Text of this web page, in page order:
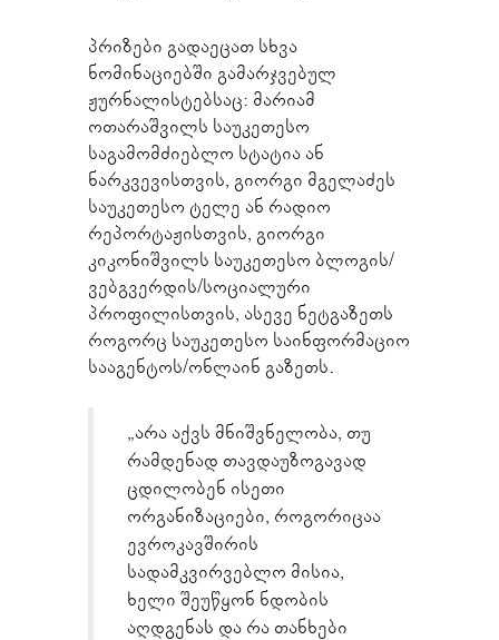
პრიზები გადაეცათ სხვა
ნომინაციებში გამარჯვებულ
ჟურნალისტებსაც: მარიამ
ოთარაშვილს საუკეთესო
საგამომძიებლო სტატია ან
ნარკვევისთვის, გიორგი მგელაძეს
საუკეთესო ტელე ან რადიო
რეპორტაჟისთვის, გიორგი
კიკონიშვილს საუკეთესო ბლოგის/
ვებგვერდის/სოციალური
პროფილისთვის, ასევე ნეტგაზეთს
როგორც საუკეთესო საინფორმაციო
სააგენტოს/ონლაინ გაზეთს.
„არა აქვს მნიშვნელობა, თუ
რამდენად თავდაუზოგავად
ცდილობენ ისეთი
ორგანიზაციები, როგორიცაა
ევროკავშირის
სადამკვირვებლო მისია,
ხელი შეუწყონ ნდობის
აღდგენას და რა თანხები